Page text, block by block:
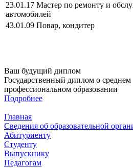
23.01.17 Мастер по ремонту и
автомобилей
43.01.09 Повар, кондитер
Ваш будущий диплом
Государственный диплом о среднем
профессиональном образовании
Подробнее
Главная
Сведения об образовательной
Абитуриенту
Студенту
Выпускнику
Педагогам